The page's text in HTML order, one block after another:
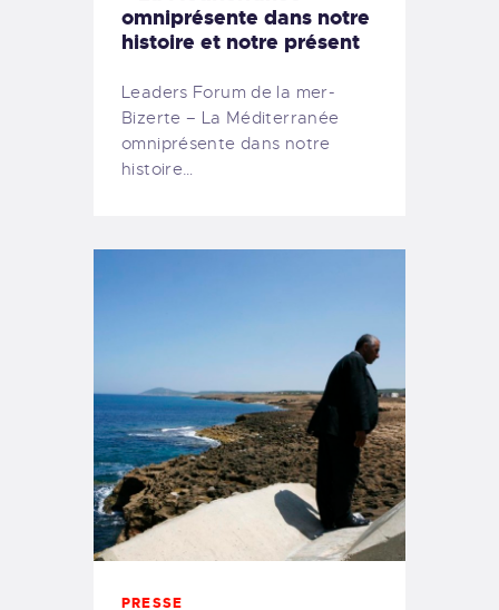
omniprésente dans notre
histoire et notre présent
Leaders Forum de la mer-
Bizerte – La Méditerranée
omniprésente dans notre
histoire…
PRESSE